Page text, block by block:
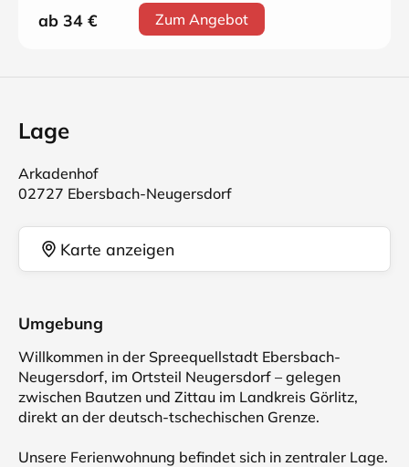
ab 34 € Zum Angebot
Lage
Arkadenhof
02727 Ebersbach-Neugersdorf
Karte anzeigen
Umgebung
Willkommen in der Spreequellstadt Ebersbach-
Neugersdorf, im Ortsteil Neugersdorf – gelegen
zwischen Bautzen und Zittau im Landkreis Görlitz,
direkt an der deutsch-tschechischen Grenze.
Unsere Ferienwohnung befindet sich in zentraler Lage.